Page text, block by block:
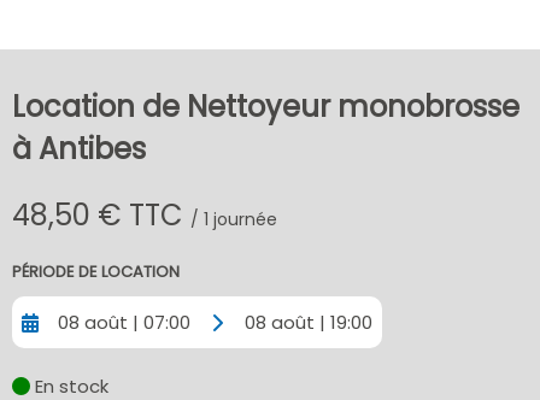
Location de Nettoyeur monobrosse
à Antibes
48,50 € TTC / 1 journée
PÉRIODE DE LOCATION
08 août | 07:00 08 août | 19:00
En stock